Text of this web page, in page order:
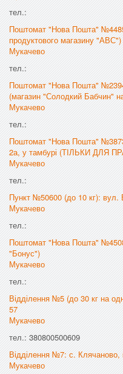
тел.:
Поштомат "Нова Пошта"
продуктового магазину "АВС")
Мукачево
тел.:
Поштомат "Нова Пошта"
(магазин "Солодкий Бабчин"
Мукачево
тел.:
Поштомат "Нова Пошта"
2а, у тамбурі (ТІЛЬКИ ДЛЯ
Мукачево
тел.:
Пункт №50600 (до 10 кг): вул.
Мукачево
тел.:
Поштомат "Нова Пошта"
"Бонус")
Мукачево
тел.:
Відділення №5 (до 30 кг на
57
Мукачево
тел.: 380800500609
Відділення №7: с. Клячаново,
Мукачево